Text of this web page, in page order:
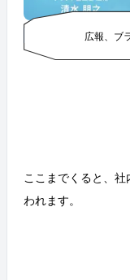
広報、ブ
ここまでくると、
われます。